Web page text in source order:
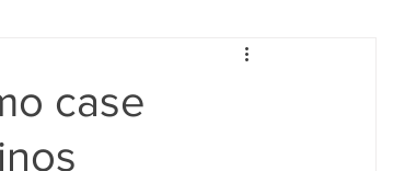
MEMÓRIAS DA NOSSA GRAMADO
case